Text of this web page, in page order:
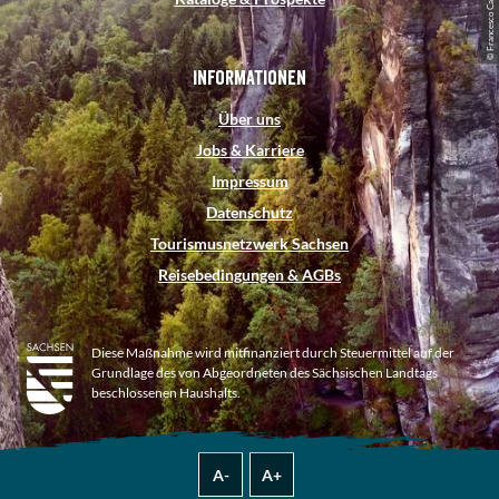
Informationen
Über uns
Jobs & Karriere
Impressum
Datenschutz
Tourismusnetzwerk Sachsen
Reisebedingungen & AGBs
Diese Maßnahme wird mitfinanziert durch Steuermittel auf der
Grundlage des von Abgeordneten des Sächsischen Landtags
beschlossenen Haushalts.
A- A+